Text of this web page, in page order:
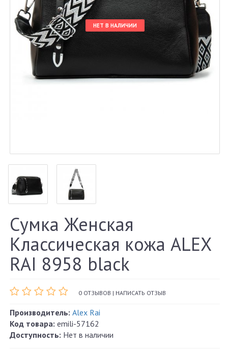
НЕТ В НАЛИЧИИ
Сумка Женская
Классическая кожа ALEX
RAI 8958 black
0 ОТЗЫВОВ | НАПИСАТЬ ОТЗЫВ
Производитель: Alex Rai
Код товара: emili-57162
Доступность: Нет в наличии